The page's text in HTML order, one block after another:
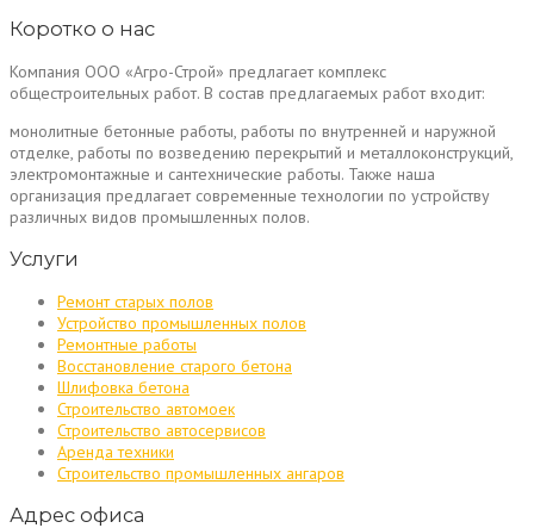
Коротко о нас
Компания ООО «Агро-Строй» предлагает комплекс
общестроительных работ. В состав предлагаемых работ входит:
монолитные бетонные работы, работы по внутренней и наружной
отделке, работы по возведению перекрытий и металлоконструкций,
электромонтажные и сантехнические работы. Также наша
организация предлагает современные технологии по устройству
различных видов промышленных полов.
Услуги
Ремонт старых полов
Устройство промышленных полов
Ремонтные работы
Восстановление старого бетона
Шлифовка бетона
Строительство автомоек
Строительство автосервисов
Аренда техники
Строительство промышленных ангаров
Адрес офиса